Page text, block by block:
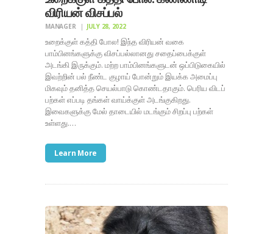
விரியன் விசப்பல்
MANAGER JULY 28, 2022
உறைக்குள் கத்தி போல! இந்த விரியன் வகை
பாம்பினங்களுக்கு விசப்பல்லானது சதைப்பைக்குள்
அடங்கி இருக்கும். மற்ற பாம்பினங்களுடன் ஒப்பிடுகையில்
இவற்றின் பல் நீண்ட குழாய் போன்றும் இயக்க அமைப்பு
மிகவும் தனித்த செயல்பாடு கொண்டதாகும். பெரிய விடப்
பற்கள் எப்படி தங்கள் வாய்க்குள் அடங்குகிறது.
இவைகளுக்கு மேல் தாடையில் மடங்கும் சிறப்பு பற்கள்
உள்ளது.…
Learn More